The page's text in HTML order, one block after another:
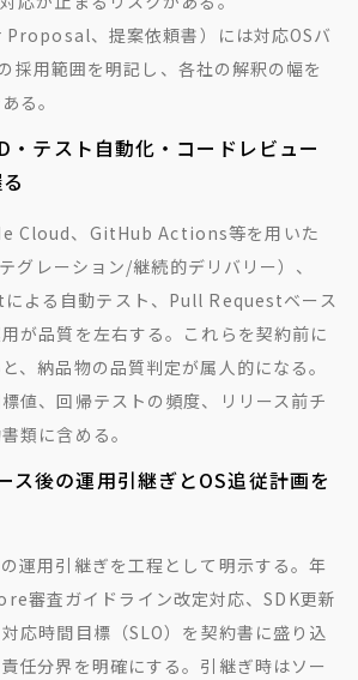
、提案依頼書）には対応OSバ
採用範囲を明記し、各社の解釈の幅を
る。
・テスト自動化・コードレビュー
Cloud、GitHub Actions等を用いた
グレーション/継続的デリバリー）、
よる自動テスト、Pull Requestベース
が品質を左右する。これらを契約前に
、納品物の品質判定が属人的になる。
値、回帰テストの頻度、リリース前チ
類に含める。
ス後の運用引継ぎとOS追従計画を
運用引継ぎを工程として明示する。年
審査ガイドライン改定対応、SDK更新
応時間目標（SLO）を契約書に盛り込
任分界を明確にする。引継ぎ時はソー